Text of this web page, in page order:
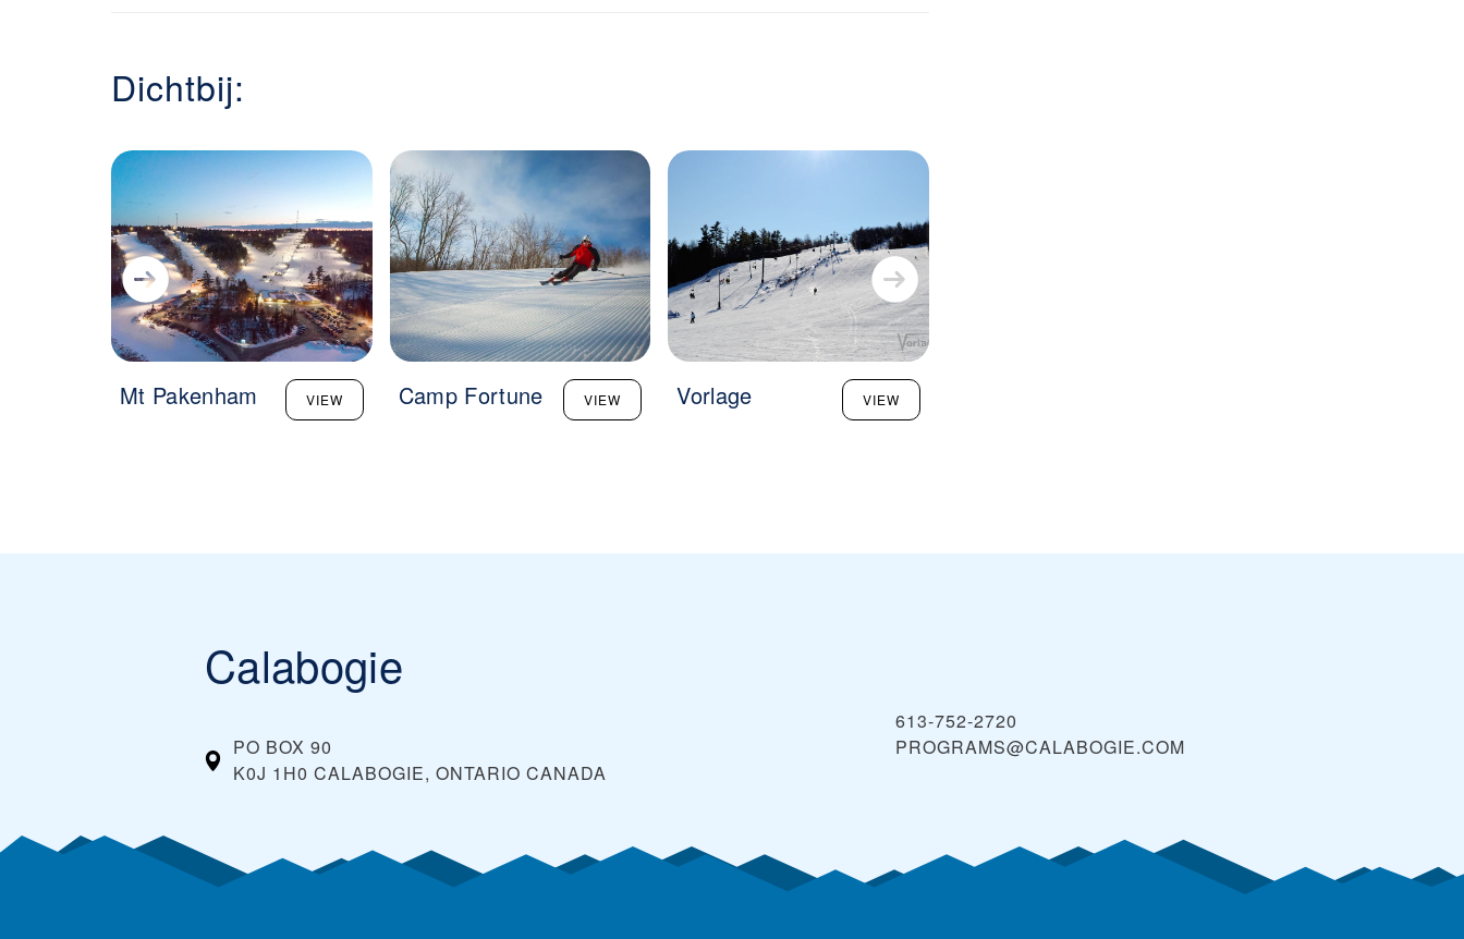
Dichtbij:
Mt Pakenham VIEW Camp Fortune VIEW Vorlage VIEW
Calabogie
PO BOX 90
K0J 1H0 CALABOGIE, ONTARIO CANADA
613-752-2720
PROGRAMS@CALABOGIE.COM